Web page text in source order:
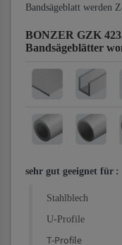
Bandsägeblatt werden
BONZER GZK
Bandsägeblätter
sehr gut geeignet für :
Stahlblech
U-Profile
T-Profile